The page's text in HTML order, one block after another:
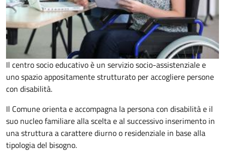
Il centro socio educativo è un servizio socio-assistenziale e
uno spazio appositamente strutturato per accogliere persone
con disabilità.
Il Comune orienta e accompagna la persona con disabilità e il
suo nucleo familiare alla scelta e al successivo inserimento in
una struttura a carattere diurno o residenziale in base alla
tipologia del bisogno.